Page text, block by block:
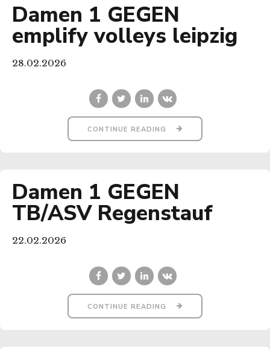
Damen 1 GEGEN
emplify volleys leipzig
28.02.2026
CONTINUE READING
Damen 1 GEGEN
TB/ASV Regenstauf
22.02.2026
CONTINUE READING